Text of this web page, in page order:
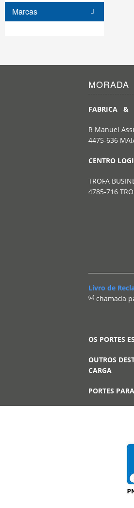
Marcas
MORADA
FABRICA &
R Manuel
4475-636
CENTRO
TROFA
4785-716
Livro de
(a) chamada
OS PORTES
OUTROS
CARGA
PORTES